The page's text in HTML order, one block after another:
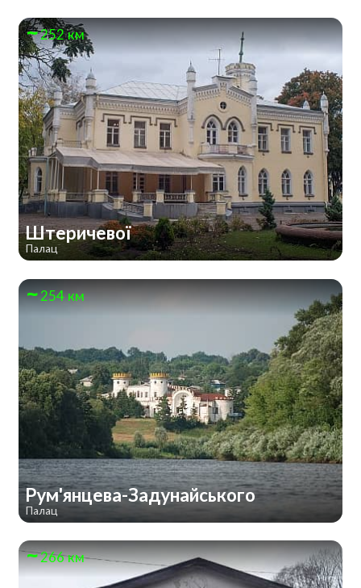
252 км
Штеричевої
Палац
254 км
Рум'янцева-Задунайського
Палац
266 км